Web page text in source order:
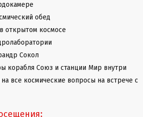
обед
открытом космосе
Сокол
корабля Союз и станции Мир внутри
все космические вопросы на встрече с